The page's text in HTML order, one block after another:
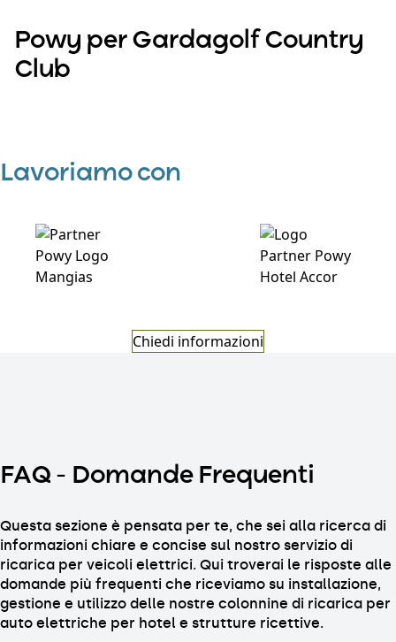
Powy per Gardagolf Country
Club
Lavoriamo con
Chiedi informazioni
FAQ – Domande Frequenti
Questa sezione è pensata per te, che sei alla ricerca di
informazioni chiare e concise sul nostro servizio di
ricarica per veicoli elettrici. Qui troverai le risposte alle
domande più frequenti che riceviamo su installazione,
gestione e utilizzo delle nostre colonnine di ricarica per
auto elettriche per hotel e strutture ricettive.